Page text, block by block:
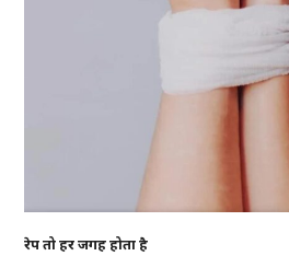
रेपतोहरजगहहोताहै